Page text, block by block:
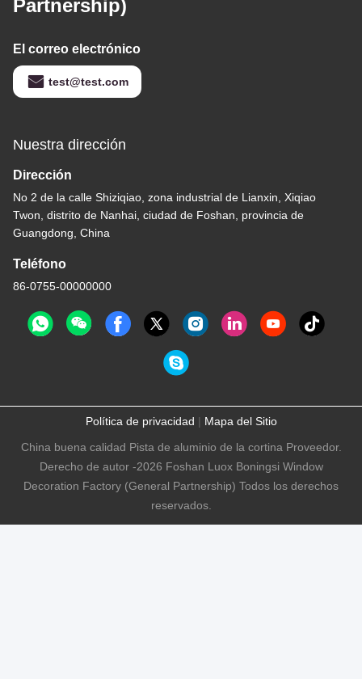
Partnership)
El correo electrónico
test@test.com
Nuestra dirección
Dirección
No 2 de la calle Shiziqiao, zona industrial de Lianxin, Xiqiao
Twon, distrito de Nanhai, ciudad de Foshan, provincia de
Guangdong, China
Teléfono
86-0755-00000000
Política de privacidad | Mapa del Sitio
China buena calidad Pista de aluminio de la cortina Proveedor.
Derecho de autor -2026 Foshan Luox Boningsi Window
Decoration Factory (General Partnership) Todos los derechos
reservados.